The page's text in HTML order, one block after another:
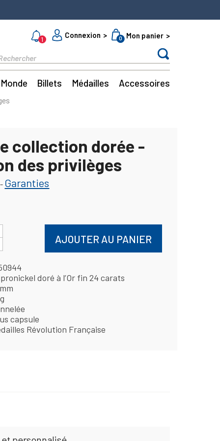
1
Connexion 0 Mon panier
Monde Billets Médailles Accessoires
collection dorée -
des privilèges
Garanties
AJOUTER AU PANIER
doré à l’Or fin 24 carats
capsule
Révolution Française